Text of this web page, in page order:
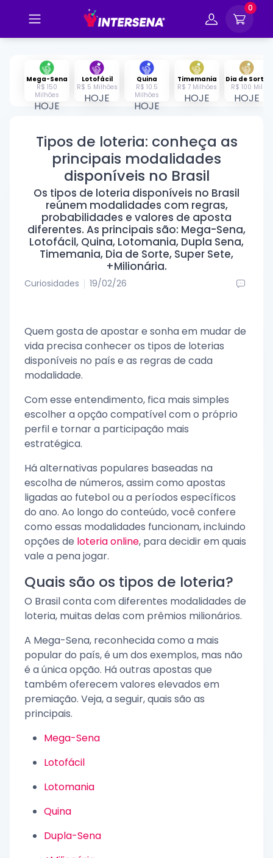
0
Mega-Sena
R$ 150
Milhões
HOJE
Lotofácil
R$ 5 Milhões
HOJE
Quina
R$ 10.5
Milhões
HOJE
Timemania
R$ 7 Milhões
HOJE
Dia de Sorte
R$ 100 Mil
HOJE
Tipos de loteria: conheça as
principais modalidades
disponíveis no Brasil
Os tipos de loteria disponíveis no Brasil
reúnem modalidades com regras,
probabilidades e valores de aposta
diferentes. As principais são: Mega-Sena,
Lotofácil, Quina, Lotomania, Dupla Sena,
Timemania, Dia de Sorte, Super Sete,
+Milionária.
Curiosidades 19/02/26
Quem gosta de apostar e sonha em mudar de
vida precisa conhecer os tipos de loterias
disponíveis no país e as regras de cada
modalidade.
Com esse entendimento, fica mais simples
escolher a opção compatível com o próprio
perfil e tornar a participação mais
estratégica.
Há alternativas populares baseadas na
escolha de números, assim como apostas
ligadas ao futebol ou a períodos específicos
do ano. Ao longo do conteúdo, você confere
como essas modalidades funcionam, incluindo
opções de loteria online, para decidir em quais
vale a pena jogar.
Quais são os tipos de loteria?
O Brasil conta com diferentes modalidades de
loteria, muitas delas com prêmios milionários.
A Mega-Sena, reconhecida como a mais
popular do país, é um dos exemplos, mas não
é a única opção. Há outras apostas que
também oferecem valores elevados em
premiação. Veja, a seguir, quais são as
principais.
Mega-Sena
Lotofácil
Lotomania
Quina
Dupla-Sena